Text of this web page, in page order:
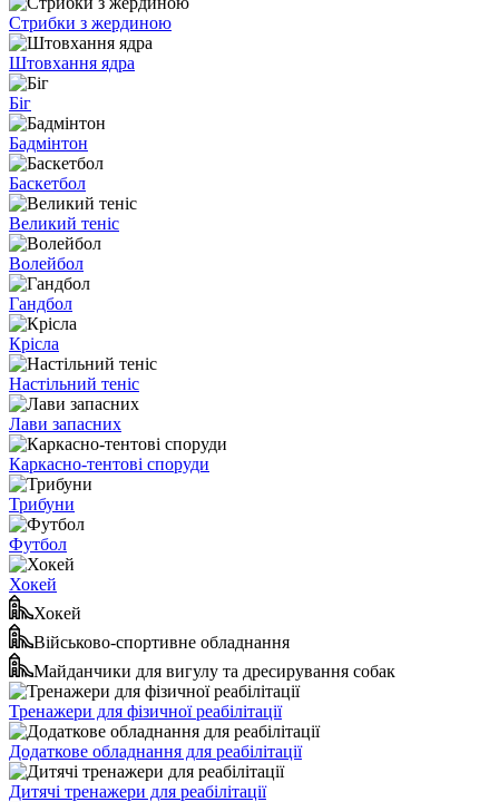
Стрибки з жердиною
Штовхання ядра
Біг
Бадмінтон
Баскетбол
Великий теніс
Волейбол
Гандбол
Крісла
Настільний теніс
Лави запасних
Каркасно-тентові споруди
Трибуни
Футбол
Хокей
Хокей
Військово-спортивне обладнання
Майданчики для вигулу та дресирування собак
Тренажери для фізичної реабілітації
Додаткове обладнання для реабілітації
Дитячі тренажери для реабілітації